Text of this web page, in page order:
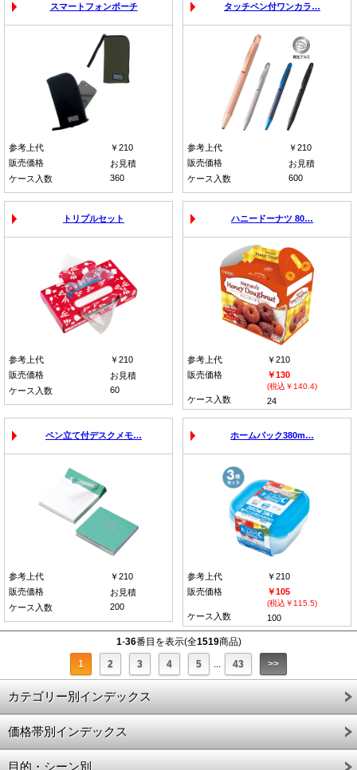
スマートフォンポーチ
参考上代
￥210
販売価格
お見積
ケース入数
360
タッチペン付ワンカラ…
参考上代
￥210
販売価格
お見積
ケース入数
600
トリプルセット
参考上代
￥210
販売価格
お見積
ケース入数
60
ハニードーナツ 80…
参考上代
￥210
販売価格
￥130
(税込￥140.4)
ケース入数 24
ペン立て付デスクメモ…
参考上代
￥210
販売価格
お見積
ケース入数
200
ホームパック380m…
参考上代
￥210
販売価格
￥105
(税込￥115.5)
ケース入数 100
1-36番目を表示(全1519商品)
1
2 3 4 5 43 >>
カテゴリー別インデックス
価格帯別インデックス
目的・シーン別